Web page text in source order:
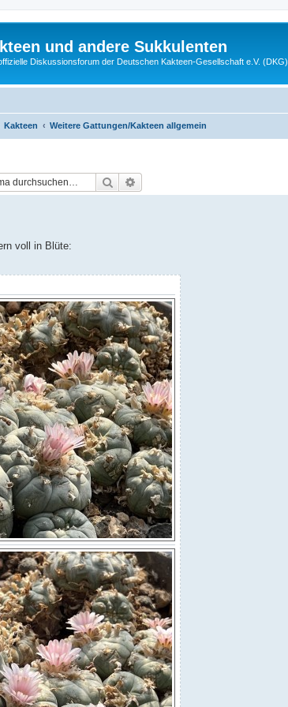
und andere Sukkulenten
Diskussionsforum der Deutschen Kakteen-Gesellschaft e.V. (DKG)
Kakteen Weitere Gattungen/Kakteen allgemein
Suche
voll in Blüte: